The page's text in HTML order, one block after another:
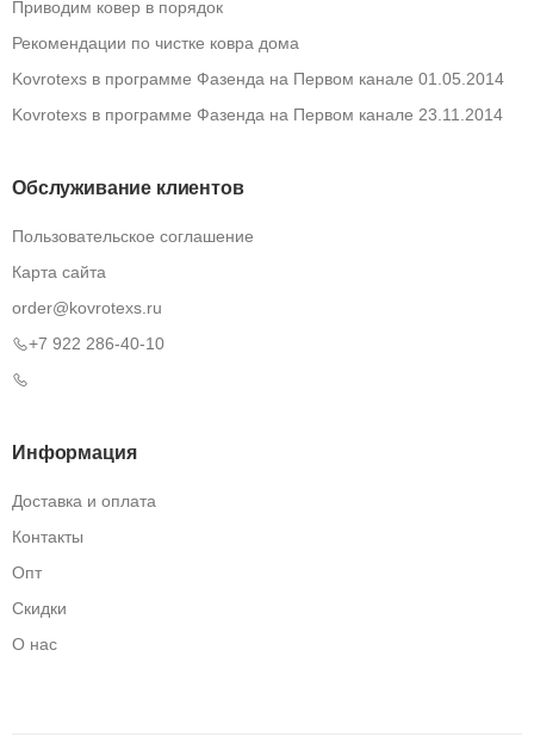
Приводим ковер в порядок
Рекомендации по чистке ковра дома
Kovrotexs в программе Фазенда на Первом канале 01.05.2014
Kovrotexs в программе Фазенда на Первом канале 23.11.2014
Обслуживание клиентов
Пользовательское соглашение
Карта сайта
order@kovrotexs.ru
+7 922 286-40-10
Информация
Доставка и оплата
Контакты
Опт
Скидки
О нас